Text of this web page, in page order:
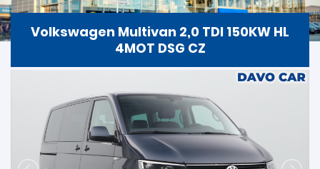
Volkswagen Multivan 2,0 TDI 150KW HL
4MOT DSG CZ